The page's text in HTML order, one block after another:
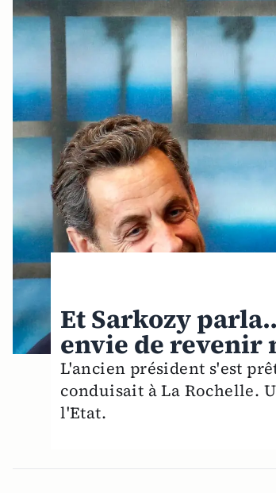
Et Sarkozy
envie de revenir
L'ancien président s'est
conduisait à La Rochelle.
l'Etat.